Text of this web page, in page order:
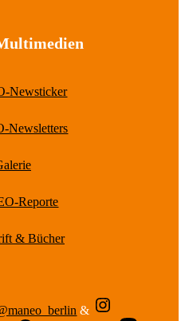
Newsticker
Newsletters
Reporte
& Bücher
&